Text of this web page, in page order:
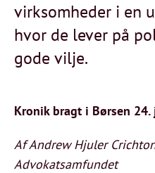
virksomheder i en
hvor de lever på
gode vilje.
Kronik bragt i Børsen 24.
Af Andrew Hjuler
Advokatsamfundet